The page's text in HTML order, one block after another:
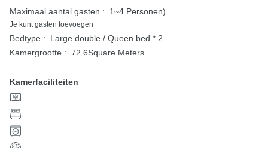
Maximaal aantal gasten : 1~4 Personen)
Je kunt gasten toevoegen
Bedtype :
Large double / Queen bed * 2
Kamergrootte : 72.6Square Meters
Kamerfaciliteiten